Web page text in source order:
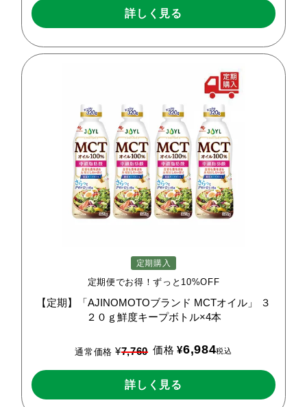
詳しく見る
定期購入
定期便でお得！ずっと10%OFF
【定期】「AJINOMOTOブランド MCTオイル」
３
２０ｇ鮮度キープボトル×4本
通常価格 ¥7,760 価格 ¥6,984税込
詳しく見る